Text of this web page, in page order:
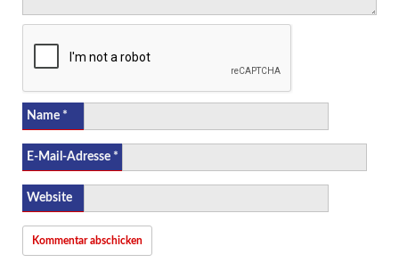
Name *
E-Mail-Adresse *
Website